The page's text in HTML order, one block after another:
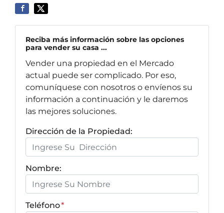
Reciba más información sobre las opciones
para vender su casa ...
Vender una propiedad en el Mercado
actual puede ser complicado. Por eso,
comuníquese con nosotros o envíenos su
información a continuación y le daremos
las mejores soluciones.
Dirección de la Propiedad:
Nombre:
Teléfono*